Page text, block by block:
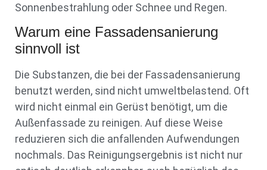
Sonnenbestrahlung oder Schnee und Regen.
Warum eine Fassadensanierung
sinnvoll ist
Die Substanzen, die bei der Fassadensanierung
benutzt werden, sind nicht umweltbelastend. Oft
wird nicht einmal ein Gerüst benötigt, um die
Außenfassade zu reinigen. Auf diese Weise
reduzieren sich die anfallenden Aufwendungen
nochmals. Das Reinigungsergebnis ist nicht nur